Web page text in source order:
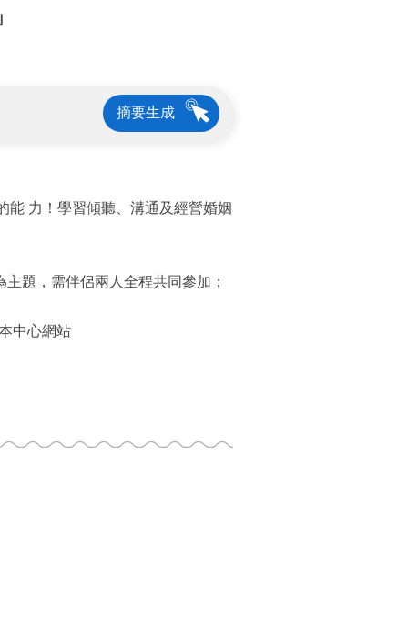
摘要生成
能 力！學習傾聽、溝通及經營婚姻
題，需伴侶兩人全程共同參加；
中心網站